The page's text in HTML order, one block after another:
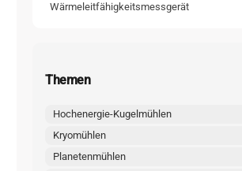
Wärmeleitfähigkeitsmessgerät
Themen
Hochenergie-Kugelmühlen
Kryomühlen
Planetenmühlen